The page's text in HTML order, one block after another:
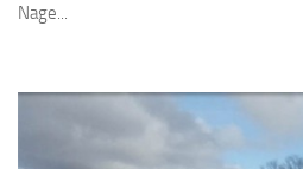
NAGE
Nage...